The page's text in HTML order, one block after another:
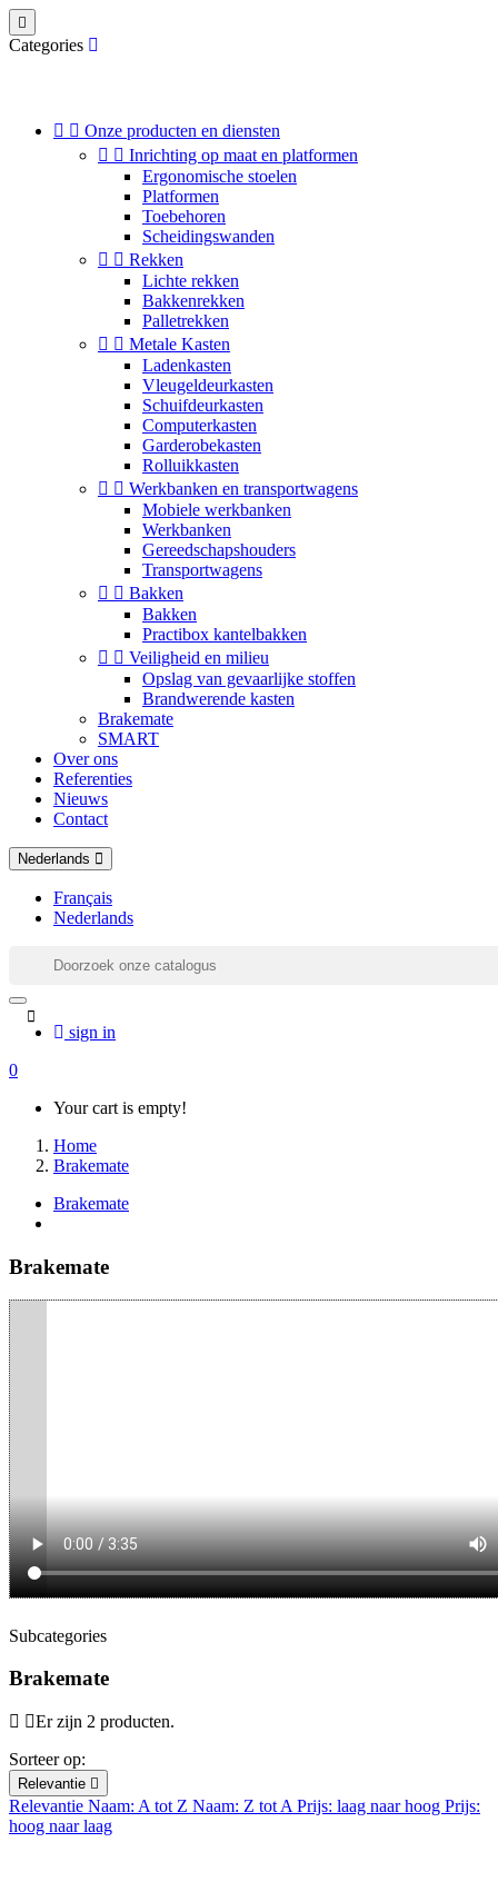

Categories
  Onze producten en diensten
  Inrichting op maat en platformen
Ergonomische stoelen
Platformen
Toebehoren
Scheidingswanden
  Rekken
Lichte rekken
Bakkenrekken
Palletrekken
  Metale Kasten
Ladenkasten
Vleugeldeurkasten
Schuifdeurkasten
Computerkasten
Garderobekasten
Rolluikkasten
  Werkbanken en transportwagens
Mobiele werkbanken
Werkbanken
Gereedschapshouders
Transportwagens
  Bakken
Bakken
Practibox kantelbakken
  Veiligheid en milieu
Opslag van gevaarlijke stoffen
Brandwerende kasten
Brakemate
SMART
Over ons
Referenties
Nieuws
Contact
Nederlands
Français
Nederlands
sign in
0
Your cart is empty!
Home
Brakemate
Brakemate
Brakemate
Subcategories
Brakemate
Er zijn 2 producten.
Sorteer op:
Relevantie 
Relevantie Naam: A tot Z Naam: Z tot A Prijs: laag naar hoog Prijs:
hoog naar laag